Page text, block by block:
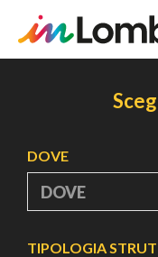
DOVE
TIPOLOGIA